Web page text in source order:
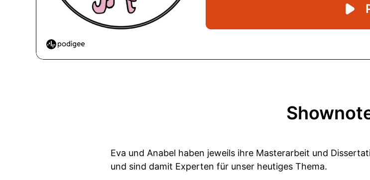
Eva und Anabel haben jeweils ihre Masterarbeit und
und sind damit Experten für unser heutiges Thema.